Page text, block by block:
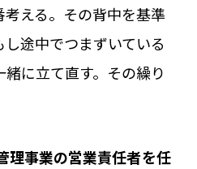
える。その背中を基準
途中でつまずいている
に立て直す。その繰り
事業の営業責任者を任